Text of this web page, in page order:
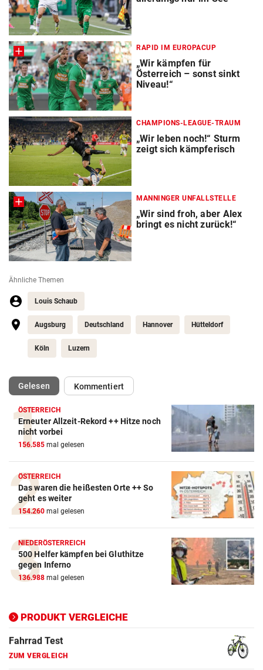
RAPID IM EUROPACUP
„Wir kämpfen für
Österreich – sonst sinkt
Niveau!“
CHAMPIONS-LEAGUE-TRAUM
„Wir leben noch!“ Sturm
zeigt sich kämpferisch
MANNINGER UNFALLSTELLE
„Wir sind froh, aber Alex
bringt es nicht zurück!“
Ähnliche Themen
Louis Schaub
Augsburg Deutschland Hannover Hütteldorf
Köln Luzern
Gelesen(ausgewählt)Kommentiert
ÖSTERREICH
Erneuter Allzeit-Rekord ++ Hitze noch
nicht vorbei
156.585 mal gelesen
ÖSTERREICH
Das waren die heißesten Orte ++ So
geht es weiter
154.260 mal gelesen
NIEDERÖSTERREICH
500 Helfer kämpfen bei Gluthitze
gegen Inferno
136.988 mal gelesen
PRODUKT VERGLEICHE
Action-Cam Vergleich
ZUM VERGLEICH
Crosstrainer Vergleich
ZUM VERGLEICH
E-Bike Vergleich
ZUM VERGLEICH
Elektro-Scooter Vergleich
ZUM VERGLEICH
ZUM VERGLEICH
Fahrrad Test
ZUM VERGLEICH